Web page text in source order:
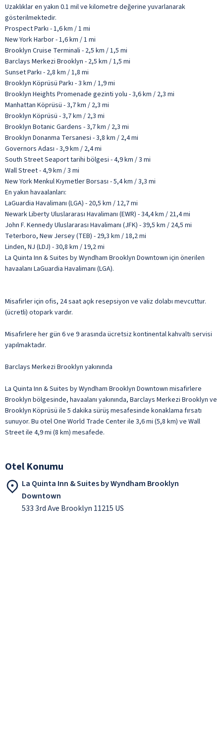
Uzaklıklar en yakın 0.1 mil ve kilometre değerine yuvarlanarak
gösterilmektedir.
Prospect Parkı - 1,6 km / 1 mi
New York Harbor - 1,6 km / 1 mi
Brooklyn Cruise Terminali - 2,5 km / 1,5 mi
Barclays Merkezi Brooklyn - 2,5 km / 1,5 mi
Sunset Parkı - 2,8 km / 1,8 mi
Brooklyn Köprüsü Parkı - 3 km / 1,9 mi
Brooklyn Heights Promenade gezinti yolu - 3,6 km / 2,3 mi
Manhattan Köprüsü - 3,7 km / 2,3 mi
Brooklyn Köprüsü - 3,7 km / 2,3 mi
Brooklyn Botanic Gardens - 3,7 km / 2,3 mi
Brooklyn Donanma Tersanesi - 3,8 km / 2,4 mi
Governors Adası - 3,9 km / 2,4 mi
South Street Seaport tarihi bölgesi - 4,9 km / 3 mi
Wall Street - 4,9 km / 3 mi
New York Menkul Kıymetler Borsası - 5,4 km / 3,3 mi
En yakın havaalanları:
LaGuardia Havalimanı (LGA) - 20,5 km / 12,7 mi
Newark Liberty Uluslararası Havalimanı (EWR) - 34,4 km / 21,4 mi
John F. Kennedy Uluslararası Havalimanı (JFK) - 39,5 km / 24,5 mi
Teterboro, New Jersey (TEB) - 29,3 km / 18,2 mi
Linden, NJ (LDJ) - 30,8 km / 19,2 mi
La Quinta Inn & Suites by Wyndham Brooklyn Downtown için önerilen
havaalanı LaGuardia Havalimanı (LGA).
Misafirler için ofis, 24 saat açık resepsiyon ve valiz dolabı mevcuttur.
(ücretli) otopark vardır.
Misafirlere her gün 6 ve 9 arasında ücretsiz kontinental kahvaltı servisi
yapılmaktadır.
Barclays Merkezi Brooklyn yakınında
La Quinta Inn & Suites by Wyndham Brooklyn Downtown misafirlere
Brooklyn bölgesinde, havaalanı yakınında, Barclays Merkezi Brooklyn ve
Brooklyn Köprüsü ile 5 dakika sürüş mesafesinde konaklama fırsatı
sunuyor. Bu otel One World Trade Center ile 3,6 mi (5,8 km) ve Wall
Street ile 4,9 mi (8 km) mesafede.
Otel Konumu
La Quinta Inn & Suites by Wyndham Brooklyn
Downtown
533 3rd Ave Brooklyn 11215 US